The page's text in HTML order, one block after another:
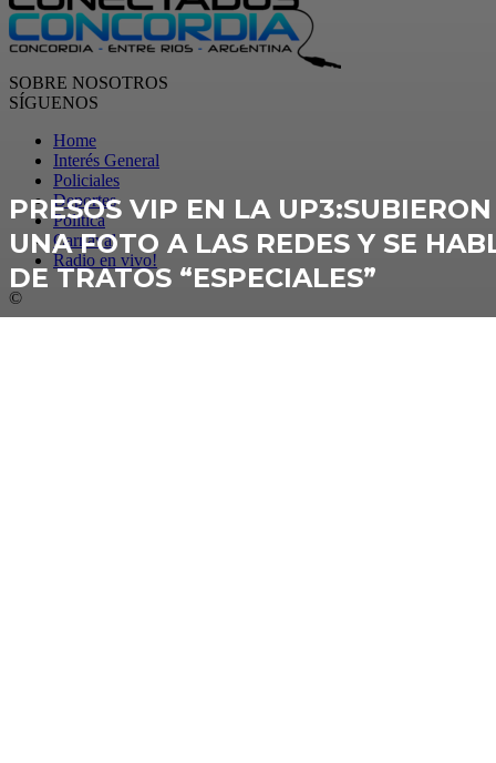
PRESOS VIP EN LA UP3:SUBIERON
UNA FOTO A LAS REDES Y SE
DE TRATOS “ESPECIALES”
SOBRE NOSOTROS
SÍGUENOS
Home
Interés General
Policiales
Deportes
Política
Carnaval
Radio en vivo!
©